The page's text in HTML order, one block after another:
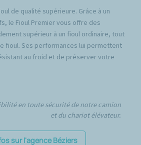
de qualité supérieure. Grâce à un
le Fioul Premier vous offre des
supérieur à un fioul ordinaire, tout
fioul. Ses performances lui permettent
au froid et de préserver votre
en toute sécurité de notre camion
et du chariot élévateur.
sur l'agence Béziers